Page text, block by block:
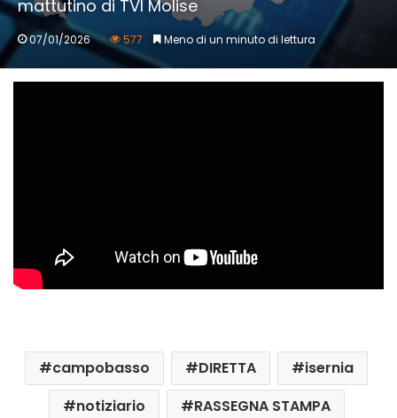
mattutino di TVI Molise
07/01/2026 577 Meno di un minuto di lettura
campobasso DIRETTA
isernia
notiziario
RASSEGNA STAMPA